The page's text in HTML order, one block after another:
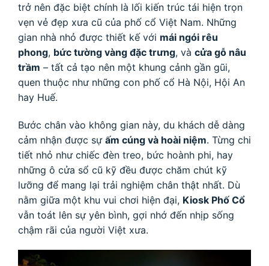
trở nên đặc biệt chính là lối kiến trúc tái hiện trọn
vẹn vẻ đẹp xưa cũ của phố cổ Việt Nam. Những
gian nhà nhỏ được thiết kế với mái ngói rêu
phong, bức tường vàng đặc trưng, và cửa gỗ nâu
trầm – tất cả tạo nên một khung cảnh gần gũi,
quen thuộc như những con phố cổ Hà Nội, Hội An
hay Huế.
Bước chân vào không gian này, du khách dễ dàng
cảm nhận được sự ấm cúng và hoài niệm. Từng chi
tiết nhỏ như chiếc đèn treo, bức hoành phi, hay
những ô cửa sổ cũ kỹ đều được chăm chút kỹ
lưỡng để mang lại trải nghiệm chân thật nhất. Dù
nằm giữa một khu vui chơi hiện đại, Kiosk Phố Cổ
vẫn toát lên sự yên bình, gợi nhớ đến nhịp sống
chậm rãi của người Việt xưa.